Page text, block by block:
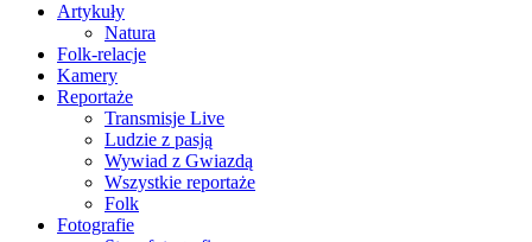
Artykuły
Natura
Folk-relacje
Kamery
Reportaże
Transmisje Live
Ludzie z pasją
Wywiad z Gwiazdą
Wszystkie reportaże
Folk
Fotografie